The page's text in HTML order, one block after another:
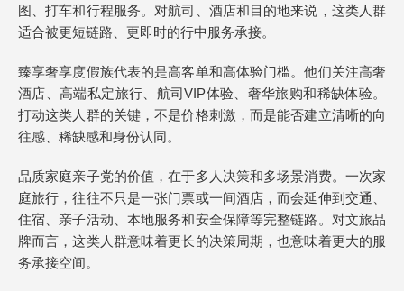
图、打车和行程服务。对航司、酒店和目的地来说，这类人群
适合被更短链路、更即时的行中服务承接。
臻享奢享度假族代表的是高客单和高体验门槛。他们关注高奢
酒店、高端私定旅行、航司VIP体验、奢华旅购和稀缺体验。
打动这类人群的关键，不是价格刺激，而是能否建立清晰的向
往感、稀缺感和身份认同。
品质家庭亲子党的价值，在于多人决策和多场景消费。一次家
庭旅行，往往不只是一张门票或一间酒店，而会延伸到交通、
住宿、亲子活动、本地服务和安全保障等完整链路。对文旅品
牌而言，这类人群意味着更长的决策周期，也意味着更大的服
务承接空间。